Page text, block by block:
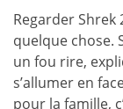
Regarder Shrek
quelque chose.
un fou rire,
s’allumer en
pour la famille,